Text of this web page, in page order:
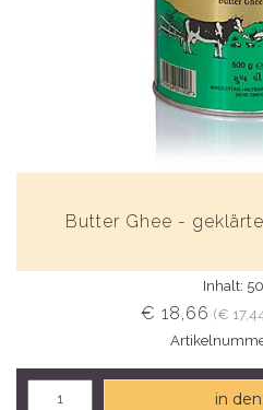
Butter Ghee -
Inhalt:
€ 18,66 (€
in